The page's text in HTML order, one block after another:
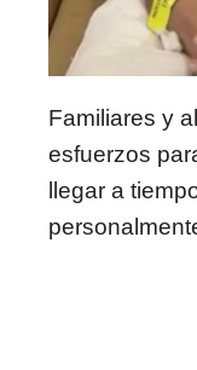
Familiares y
esfuerzos
llegar a